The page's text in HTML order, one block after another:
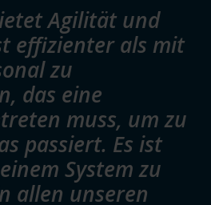
Agilität und
effizienter als mit
zu
das eine
muss, um zu
passiert. Es ist
System zu
allen unseren